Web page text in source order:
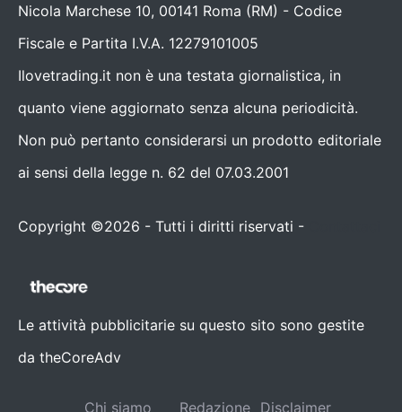
Nicola Marchese 10, 00141 Roma (RM) - Codice
Fiscale e Partita I.V.A. 12279101005
Ilovetrading.it non è una testata giornalistica, in
quanto viene aggiornato senza alcuna periodicità.
Non può pertanto considerarsi un prodotto editoriale
ai sensi della legge n. 62 del 07.03.2001
Copyright ©2026 - Tutti i diritti riservati -
Le attività pubblicitarie su questo sito sono gestite
da theCoreAdv
Chi siamo Redazione Disclaimer